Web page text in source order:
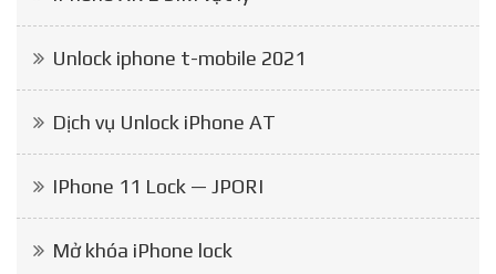
Unlock iphone t-mobile 2021
Dịch vụ Unlock iPhone AT
IPhone 11 Lock — JPORI
Mở khóa iPhone lock